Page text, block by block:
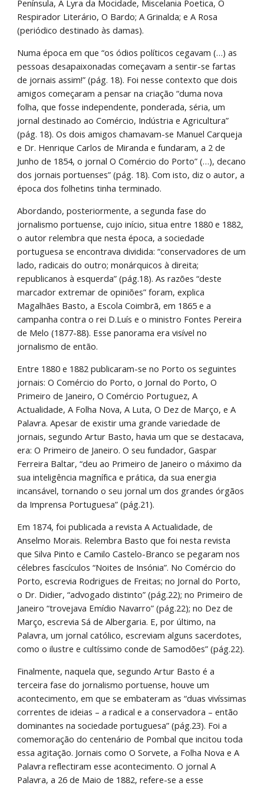
Península, A Lyra da Mocidade, Miscelania Poetica, O
Respirador Literário, O Bardo; A Grinalda; e A Rosa
(periódico destinado às damas).
Numa época em que “os ódios políticos cegavam (…) as
pessoas desapaixonadas começavam a sentir-se fartas
de jornais assim!” (pág. 18). Foi nesse contexto que dois
amigos começaram a pensar na criação “duma nova
folha, que fosse independente, ponderada, séria, um
jornal destinado ao Comércio, Indústria e Agricultura”
(pág. 18). Os dois amigos chamavam-se Manuel Carqueja
e Dr. Henrique Carlos de Miranda e fundaram, a 2 de
Junho de 1854, o jornal O Comércio do Porto” (…), decano
dos jornais portuenses” (pág. 18). Com isto, diz o autor, a
época dos folhetins tinha terminado.
Abordando, posteriormente, a segunda fase do
jornalismo portuense, cujo início, situa entre 1880 e 1882,
o autor relembra que nesta época, a sociedade
portuguesa se encontrava dividida: “conservadores de um
lado, radicais do outro; monárquicos à direita;
republicanos à esquerda” (pág.18). As razões “deste
marcador extremar de opiniões” foram, explica
Magalhães Basto, a Escola Coimbrã, em 1865 e a
campanha contra o rei D.Luís e o ministro Fontes Pereira
de Melo (1877-88). Esse panorama era visível no
jornalismo de então.
Entre 1880 e 1882 publicaram-se no Porto os seguintes
jornais: O Comércio do Porto, o Jornal do Porto, O
Primeiro de Janeiro, O Comércio Portuguez, A
Actualidade, A Folha Nova, A Luta, O Dez de Março, e A
Palavra. Apesar de existir uma grande variedade de
jornais, segundo Artur Basto, havia um que se destacava,
era: O Primeiro de Janeiro. O seu fundador, Gaspar
Ferreira Baltar, “deu ao Primeiro de Janeiro o máximo da
sua inteligência magnífica e prática, da sua energia
incansável, tornando o seu jornal um dos grandes órgãos
da Imprensa Portuguesa” (pág.21).
Em 1874, foi publicada a revista A Actualidade, de
Anselmo Morais. Relembra Basto que foi nesta revista
que Silva Pinto e Camilo Castelo-Branco se pegaram nos
célebres fascículos “Noites de Insónia”. No Comércio do
Porto, escrevia Rodrigues de Freitas; no Jornal do Porto,
o Dr. Didier, “advogado distinto” (pág.22); no Primeiro de
Janeiro “trovejava Emídio Navarro” (pág.22); no Dez de
Março, escrevia Sá de Albergaria. E, por último, na
Palavra, um jornal católico, escreviam alguns sacerdotes,
como o ilustre e cultíssimo conde de Samodões” (pág.22).
Finalmente, naquela que, segundo Artur Basto é a
terceira fase do jornalismo portuense, houve um
acontecimento, em que se embateram as “duas vivíssimas
correntes de ideias – a radical e a conservadora – então
dominantes na sociedade portuguesa” (pág.23). Foi a
comemoração do centenário de Pombal que incitou toda
essa agitação. Jornais como O Sorvete, a Folha Nova e A
Palavra reflectiram esse acontecimento. O jornal A
Palavra, a 26 de Maio de 1882, refere-se a esse